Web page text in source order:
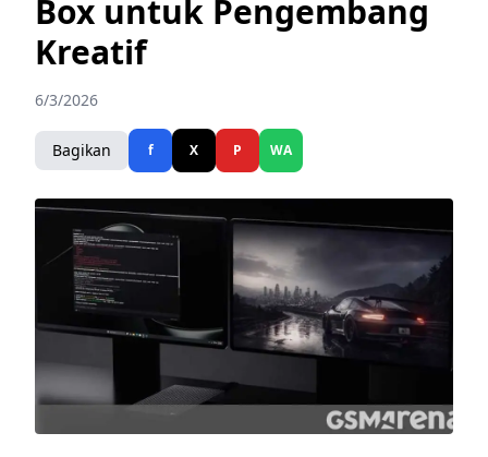
Box untuk Pengembang
Kreatif
6/3/2026
Bagikan f X P WA